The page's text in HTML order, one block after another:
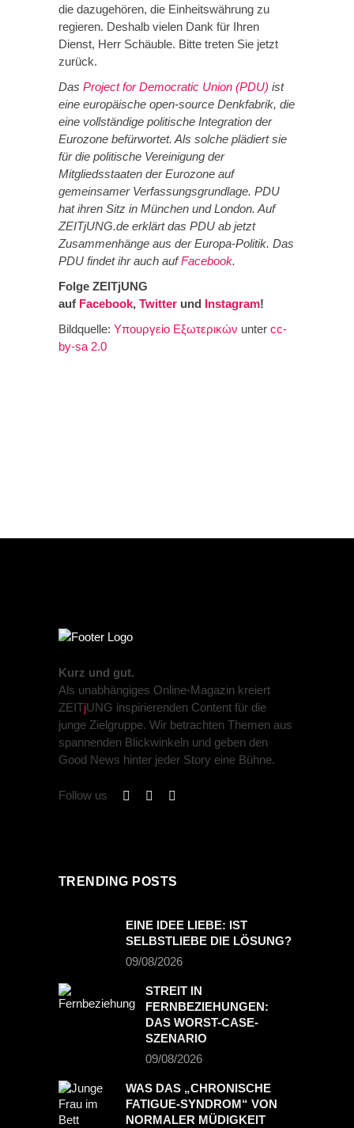
die dazugehören, die Einheitswährung zu
regieren. Deshalb vielen Dank für Ihren
Dienst, Herr Schäuble. Bitte treten Sie jetzt
zurück.
Das Project for Democratic Union (PDU) ist
eine europäische open-source Denkfabrik, die
eine vollständige politische Integration der
Eurozone befürwortet. Als solche plädiert sie
für die politische Vereinigung der
Mitgliedsstaaten der Eurozone auf
gemeinsamer Verfassungsgrundlage. PDU
hat ihren Sitz in München und London. Auf
ZEITjUNG.de erklärt das PDU ab jetzt
Zusammenhänge aus der Europa-Politik. Das
PDU findet ihr auch aufFacebook.
Folge ZEITjUNG
auf Facebook, Twitter und Instagram!
Bildquelle: Υπουργείο Εξωτερικών unter cc-
by-sa 2.0
Kurz und gut.
Als unabhängiges Online-Magazin kreiert
ZEITjUNG inspirierenden Content für die
junge Zielgruppe. Wir betrachten Themen aus
spannenden Blickwinkeln und geben den
Good News hinter jeder Story eine Bühne.
Follow us
TRENDING POSTS
EINE IDEE LIEBE: IST
SELBSTLIEBE DIE LÖSUNG?
09/08/2026
STREIT IN
FERNBEZIEHUNGEN:
DAS WORST-CASE-
SZENARIO
09/08/2026
WAS DAS „CHRONISCHE
FATIGUE-SYNDROM“ VON
NORMALER MÜDIGKEIT